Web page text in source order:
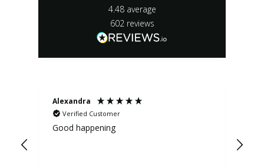
4.48 average
602 reviews
Alexandra
Verified Customer
Good happening